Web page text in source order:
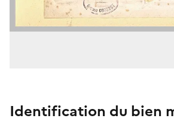
Identification du bien